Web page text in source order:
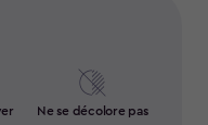
Ne se décolore pas